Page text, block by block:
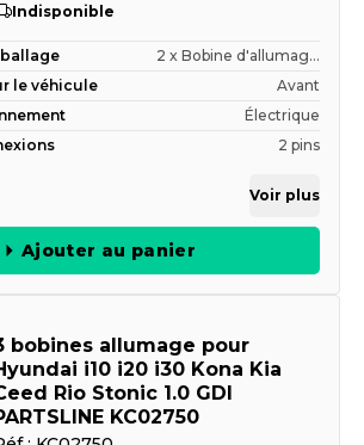
Indisponible
2 x Bobine d'allumag...
le véhicule
Avant
Électrique
2 pins
Voir plus
Ajouter au panier
bobines allumage pour
i10 i20 i30 Kona Kia
Rio Stonic 1.0 GDI
KC02750